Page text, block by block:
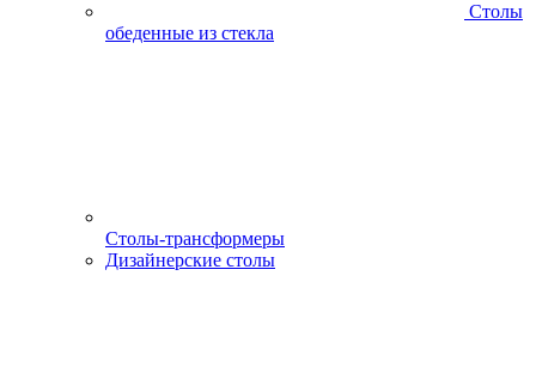
Столы
обеденные из стекла
Столы-трансформеры
Дизайнерские столы